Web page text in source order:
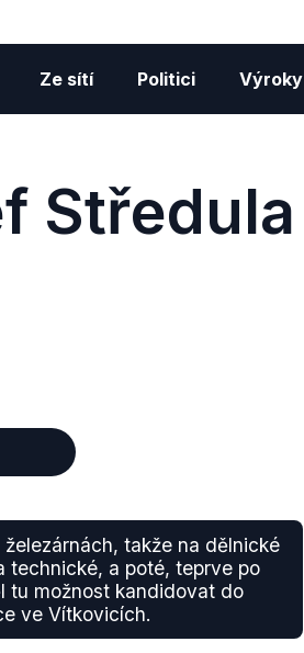
Ze sítí Politici Výroky
Středula
takže na dělnické
technické, a poté, teprve po
tu možnost kandidovat do
ve Vítkovicích.